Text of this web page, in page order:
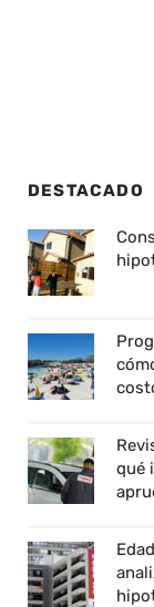
DESTACADO
qué